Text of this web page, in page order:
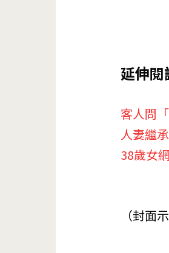
延伸閱
客人問
人妻繼
38歲女
（封面